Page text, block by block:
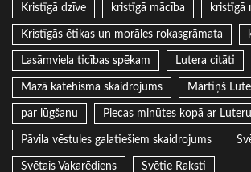
Kristīgā dzīve kristīgā mācība kristīgā
Kristīgās ētikas un morāles rokasgrāmata
Lasāmviela ticības spēkam Lutera citāti
Mazā katehisma skaidrojums Mārtiņš
par lūgšanu Piecas minūtes kopā ar Luteru
Pāvila vēstules galatiešiem skaidrojums
Svētais Vakarēdiens Svētie Raksti